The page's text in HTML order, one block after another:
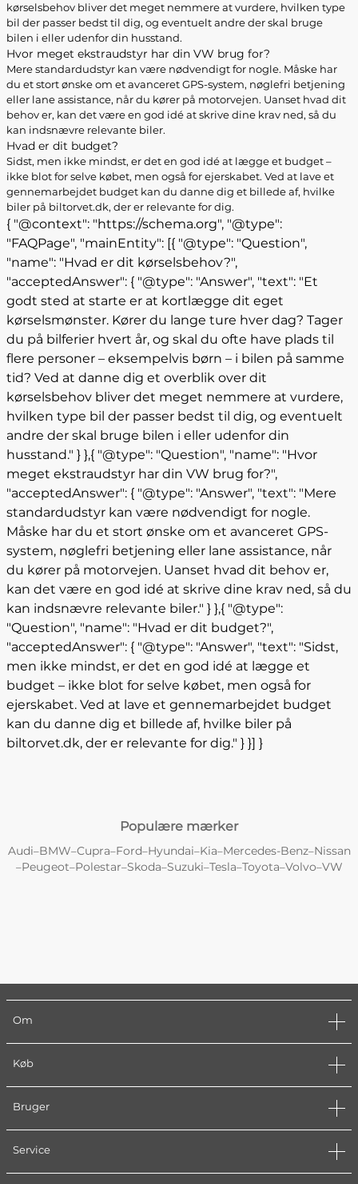
kørselsbehov bliver det meget nemmere at vurdere, hvilken type
bil der passer bedst til dig, og eventuelt andre der skal bruge
bilen i eller udenfor din husstand.
Hvor meget ekstraudstyr har din VW brug for?
Mere standardudstyr kan være nødvendigt for nogle. Måske har
du et stort ønske om et avanceret GPS-system, nøglefri betjening
eller lane assistance, når du kører på motorvejen. Uanset hvad dit
behov er, kan det være en god idé at skrive dine krav ned, så du
kan indsnævre relevante biler.
Hvad er dit budget?
Sidst, men ikke mindst, er det en god idé at lægge et budget –
ikke blot for selve købet, men også for ejerskabet. Ved at lave et
gennemarbejdet budget kan du danne dig et billede af, hvilke
biler på biltorvet.dk, der er relevante for dig.
{ "@context": "https://schema.org", "@type":
"FAQPage", "mainEntity": [{ "@type": "Question",
"name": "Hvad er dit kørselsbehov?",
"acceptedAnswer": { "@type": "Answer", "text": "Et
godt sted at starte er at kortlægge dit eget
kørselsmønster. Kører du lange ture hver dag? Tager
du på bilferier hvert år, og skal du ofte have plads til
flere personer – eksempelvis børn – i bilen på samme
tid? Ved at danne dig et overblik over dit
kørselsbehov bliver det meget nemmere at vurdere,
hvilken type bil der passer bedst til dig, og eventuelt
andre der skal bruge bilen i eller udenfor din
husstand." } },{ "@type": "Question", "name": "Hvor
meget ekstraudstyr har din VW brug for?",
"acceptedAnswer": { "@type": "Answer", "text": "Mere
standardudstyr kan være nødvendigt for nogle.
Måske har du et stort ønske om et avanceret GPS-
system, nøglefri betjening eller lane assistance, når
du kører på motorvejen. Uanset hvad dit behov er,
kan det være en god idé at skrive dine krav ned, så du
kan indsnævre relevante biler." } },{ "@type":
"Question", "name": "Hvad er dit budget?",
"acceptedAnswer": { "@type": "Answer", "text": "Sidst,
men ikke mindst, er det en god idé at lægge et
budget – ikke blot for selve købet, men også for
ejerskabet. Ved at lave et gennemarbejdet budget
kan du danne dig et billede af, hvilke biler på
biltorvet.dk, der er relevante for dig." } }] }
Populære mærker
Audi–BMW–Cupra–Ford–Hyundai–Kia–Mercedes-Benz–Nissan
–Peugeot–Polestar–Skoda–Suzuki–Tesla–Toyota–Volvo–VW
Om
Køb
Bruger
Service